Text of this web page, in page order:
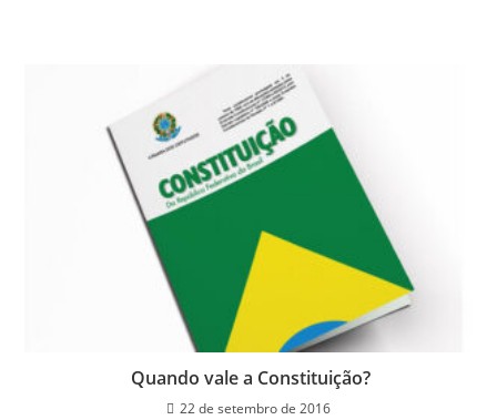
Quando vale a Constituição?
22 de setembro de 2016